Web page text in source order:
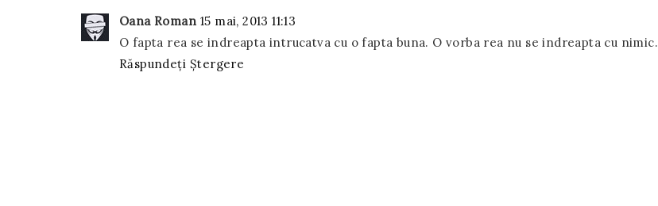
Oana Roman 15 mai, 2013 11:13
O fapta rea se indreapta intrucatva cu o fapta buna. O vorba rea nu se indreapta cu nimic.
Răspundeți Ștergere